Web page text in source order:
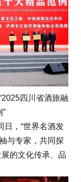
四川省酒旅融
，“世界名酒发
与专家，共同探
的文化传承、品